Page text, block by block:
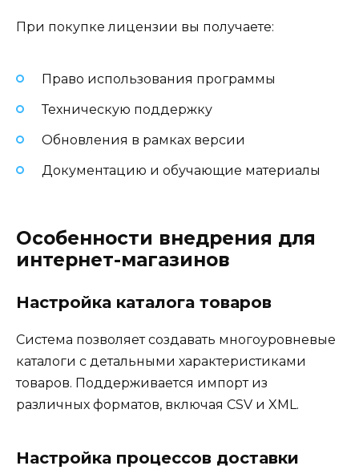
При покупке лицензии вы получаете:
Право использования программы
Техническую поддержку
Обновления в рамках версии
Документацию и обучающие материалы
Особенности внедрения для
интернет-магазинов
Настройка каталога товаров
Система позволяет создавать многоуровневые
каталоги с детальными характеристиками
товаров. Поддерживается импорт из
различных форматов, включая CSV и XML.
Настройка процессов доставки